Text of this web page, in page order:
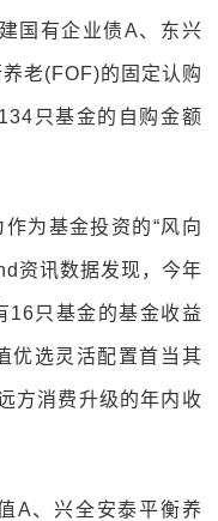
国有企业债A、东兴
老(FOF)的固定认购
只基金的自购金额
为基金投资的“风向
资讯数据发现，今年
16只基金的基金收益
优选灵活配置首当其
方消费升级的年内收
A、兴全安泰平衡养